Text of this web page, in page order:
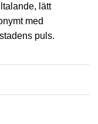
lätt
med
puls.